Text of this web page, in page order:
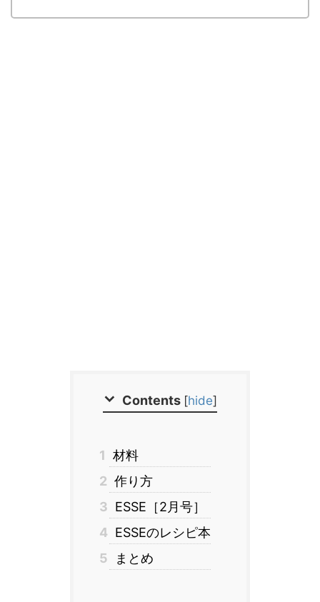
Contents [hide]
1 材料
2 作り方
3 ESSE［2月号］
4 ESSEのレシピ本
5
まとめ